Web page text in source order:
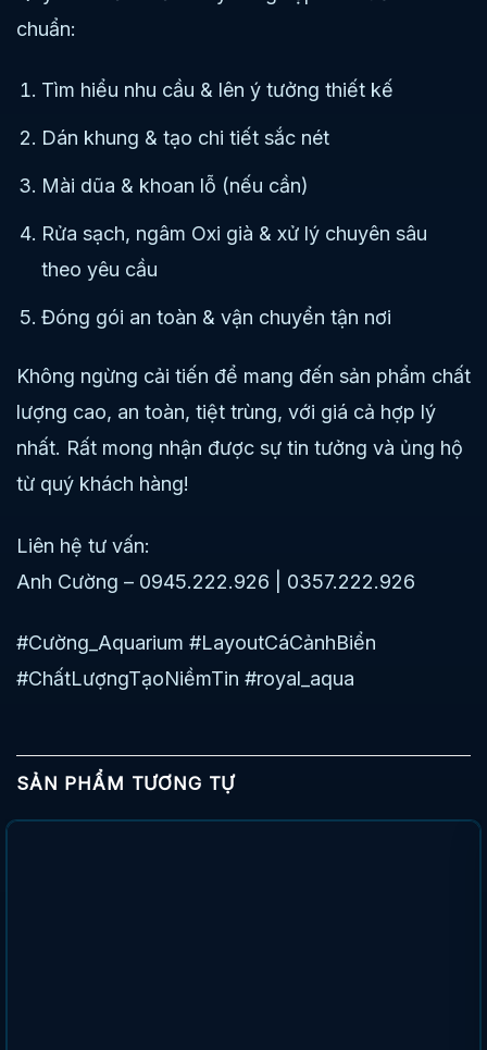
chuẩn:
Tìm hiểu nhu cầu & lên ý tưởng thiết kế
Dán khung & tạo chi tiết sắc nét
Mài dũa & khoan lỗ (nếu cần)
Rửa sạch, ngâm Oxi già & xử lý chuyên sâu
theo yêu cầu
Đóng gói an toàn & vận chuyển tận nơi
Không ngừng cải tiến để mang đến sản phẩm chất
lượng cao, an toàn, tiệt trùng, với giá cả hợp lý
nhất. Rất mong nhận được sự tin tưởng và ủng hộ
từ quý khách hàng!
Liên hệ tư vấn:
Anh Cường – 0945.222.926 | 0357.222.926
#Cường_Aquarium #LayoutCáCảnhBiển
#ChấtLượngTạoNiềmTin #royal_aqua
SẢN PHẨM TƯƠNG TỰ